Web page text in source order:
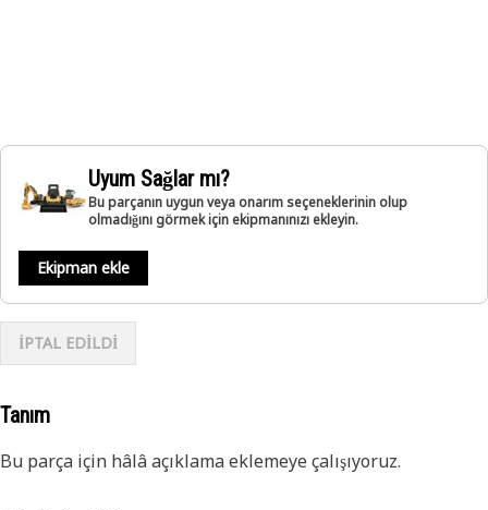
Uyum Sağlar mı?
Bu parçanın uygun veya onarım seçeneklerinin olup
olmadığını görmek için ekipmanınızı ekleyin.
Ekipman ekle
İPTAL EDİLDİ
Tanım
Bu parça için hâlâ açıklama eklemeye çalışıyoruz.